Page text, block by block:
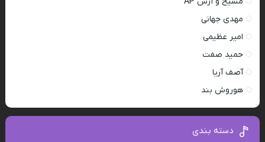
مهدی جهانی
امیر عظیمی
حمید صفت
آصف آریا
هوروش بند
دسته بندی